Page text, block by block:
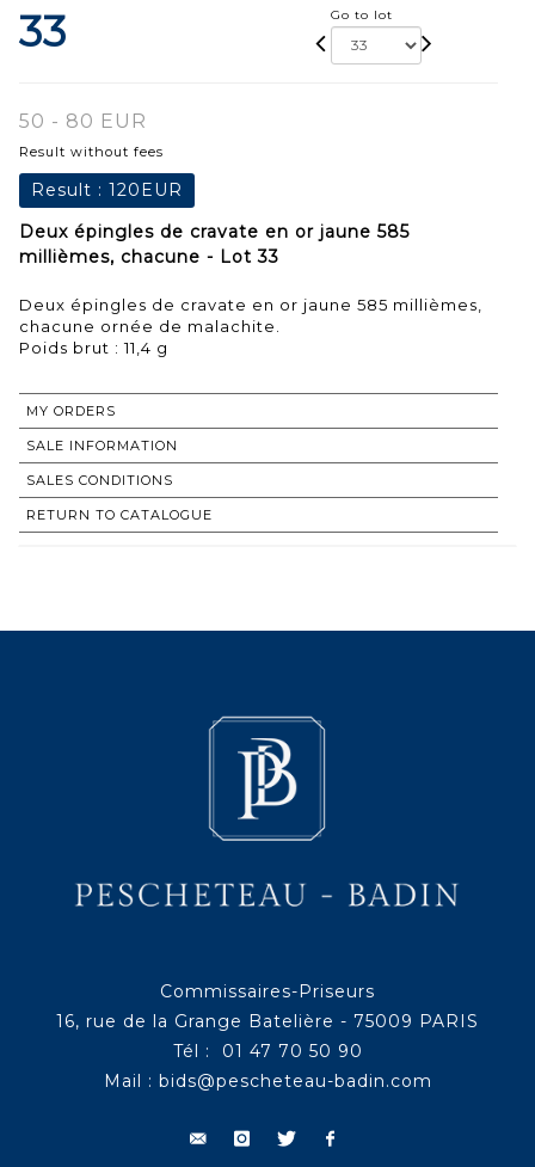
33 Go to lot
50 - 80 EUR
Result without fees
Result : 120EUR
Deux épingles de cravate en or jaune 585
millièmes, chacune - Lot 33
Deux épingles de cravate en or jaune 585 millièmes,
chacune ornée de malachite.
MY ORDERS
SALE INFORMATION
SALES CONDITIONS
RETURN TO CATALOGUE
Commissaires-Priseurs
16, rue de la Grange Batelière - 75009 PARIS
Tél : 01 47 70 50 90
Mail : bids@pescheteau-badin.com